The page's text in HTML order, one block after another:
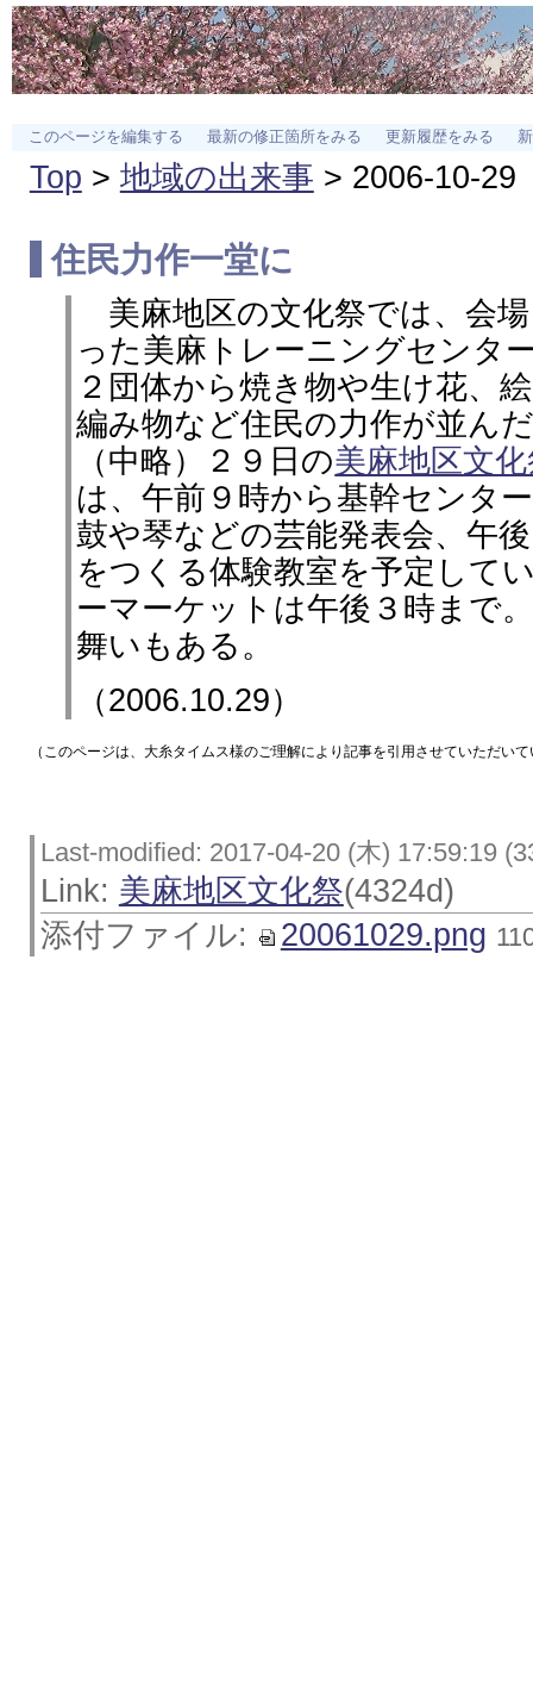
このページを編集する 最新の修正箇所をみる 更新履歴をみる
Top > 地域の出来事 > 2006-10-29
住民力作一堂に
美麻地区の文化祭では、会
った美麻トレーニングセンタ
２団体から焼き物や生け花、
編み物など住民の力作が並ん
（中略）２９日の美麻地区文
は、午前９時から基幹センタ
鼓や琴などの芸能発表会、午
をつくる体験教室を予定して
ーマーケットは午後３時まで
舞いもある。
（2006.10.29）
（このページは、大糸タイムス様のご理解により記事を引用させていただい
Last-modified: 2017-04-20 (木) 17:59:19
Link: 美麻地区文化祭(4324d)
添付ファイル:
20061029.png